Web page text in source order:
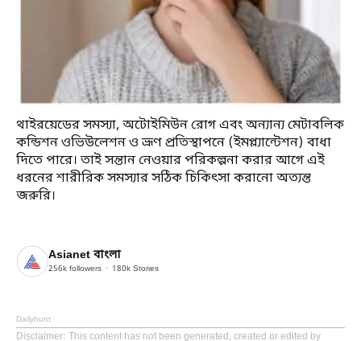
থাইরয়েডের সমস্যা, অটোইমিউন রোগ এবং অন্যান্য মেটাবলিক
কন্ডিশন ওভিউলেশন ও ভ্রূণ প্রতিস্থাপনে (ইমপ্ল্যান্টেশন) বাধা
দিতে পারে। তাই সন্তান নেওয়ার পরিকল্পনা করার আগে এই
ধরনের শারীরিক সমস্যার সঠিক চিকিৎসা করানো অত্যন্ত
জরুরি।
Asianet বাংলা
256k followers 180k Stories
Dailyhunt
Disclaimer: This content has not been generated, created or edited by